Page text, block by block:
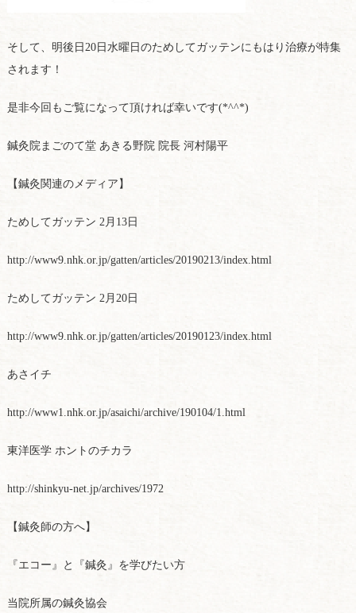
そして、明後日20日水曜日のためしてガッテンにもはり治療が特集
されます！
是非今回もご覧になって頂ければ幸いです(*^^*)
鍼灸院まごのて堂 あきる野院 院長 河村陽平
【鍼灸関連のメディア】
ためしてガッテン 2月13日
http://www9.nhk.or.jp/gatten/articles/20190213/index.html
ためしてガッテン 2月20日
http://www9.nhk.or.jp/gatten/articles/20190123/index.html
あさイチ
http://www1.nhk.or.jp/asaichi/archive/190104/1.html
東洋医学 ホントのチカラ
http://shinkyu-net.jp/archives/1972
【鍼灸師の方へ】
『エコー』と『鍼灸』を学びたい方
当院所属の鍼灸協会